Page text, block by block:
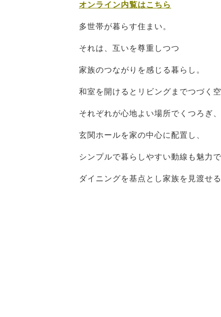
オンライン内覧はこちら
多世帯が暮らす住まい。
それは、互いを尊重しつつ
家族のつながりを感じる暮らし。
和室を開けるとリビングまでつづく
それぞれが心地よい場所でくつろぎ
玄関ホールを家の中心に配置し、
シンプルで暮らしやすい動線も魅力
ダイニングを基点とし家族を見渡せ